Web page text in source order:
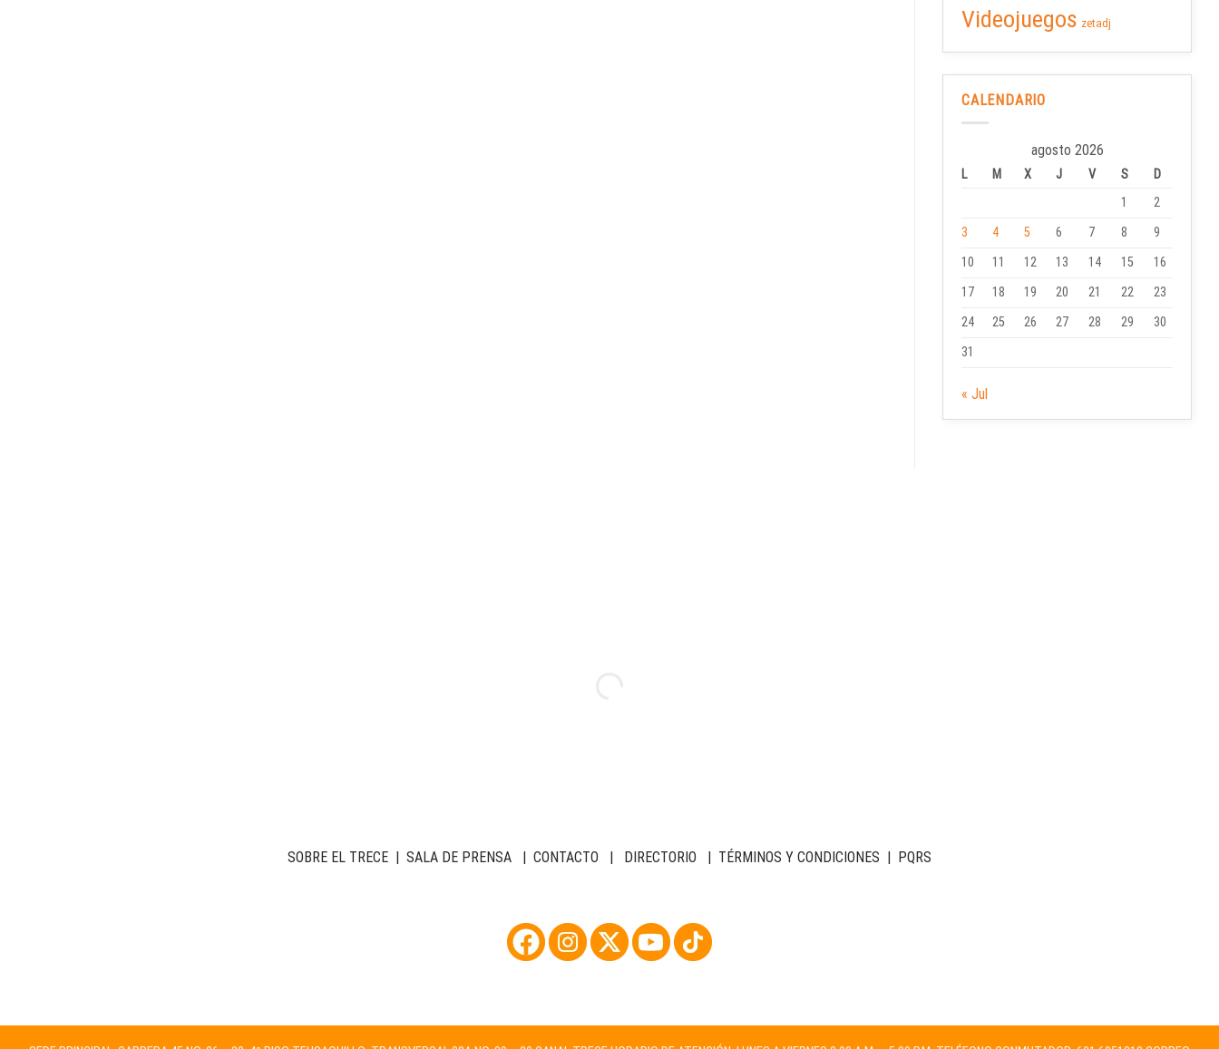
Videojuegos zetadj
CALENDARIO
agosto 2026
L M X J V S
D
1
2
3
4 5 6 7 8
9
10
11 12 13 14 15
16
17
18 19 20 21 22
23
24
25 26 27 28 29
30
31
« Jul
SOBRE EL TRECE | SALA DE PRENSA | CONTACTO | DIRECTORIO | TÉRMINOS Y CONDICIONES | PQRS